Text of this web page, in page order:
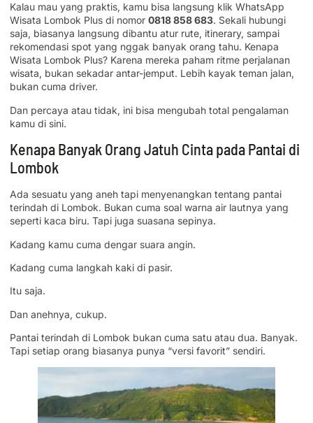
Kalau mau yang praktis, kamu bisa langsung klik WhatsApp
Wisata Lombok Plus di nomor 0818 858 683. Sekali hubungi
saja, biasanya langsung dibantu atur rute, itinerary, sampai
rekomendasi spot yang nggak banyak orang tahu. Kenapa
Wisata Lombok Plus? Karena mereka paham ritme perjalanan
wisata, bukan sekadar antar-jemput. Lebih kayak teman jalan,
bukan cuma driver.
Dan percaya atau tidak, ini bisa mengubah total pengalaman
kamu di sini.
Kenapa Banyak Orang Jatuh Cinta pada Pantai di
Lombok
Ada sesuatu yang aneh tapi menyenangkan tentang pantai
terindah di Lombok. Bukan cuma soal warna air lautnya yang
seperti kaca biru. Tapi juga suasana sepinya.
Kadang kamu cuma dengar suara angin.
Kadang cuma langkah kaki di pasir.
Itu saja.
Dan anehnya, cukup.
Pantai terindah di Lombok bukan cuma satu atau dua. Banyak.
Tapi setiap orang biasanya punya “versi favorit” sendiri.